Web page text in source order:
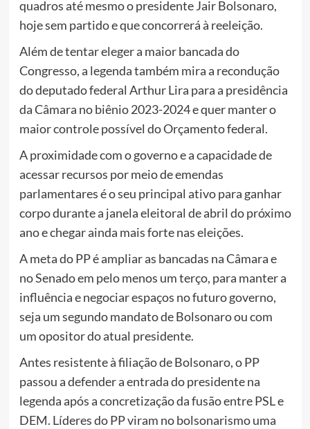
quadros até mesmo o presidente Jair Bolsonaro,
hoje sem partido e que concorrerá à reeleição.
Além de tentar eleger a maior bancada do
Congresso, a legenda também mira a recondução
do deputado federal Arthur Lira para a presidência
da Câmara no biênio 2023-2024 e quer manter o
maior controle possível do Orçamento federal.
A proximidade com o governo e a capacidade de
acessar recursos por meio de emendas
parlamentares é o seu principal ativo para ganhar
corpo durante a janela eleitoral de abril do próximo
ano e chegar ainda mais forte nas eleições.
A meta do PP é ampliar as bancadas na Câmara e
no Senado em pelo menos um terço, para manter a
influência e negociar espaços no futuro governo,
seja um segundo mandato de Bolsonaro ou com
um opositor do atual presidente.
Antes resistente à filiação de Bolsonaro, o PP
passou a defender a entrada do presidente na
legenda após a concretização da fusão entre PSL e
DEM. Líderes do PP viram no bolsonarismo uma